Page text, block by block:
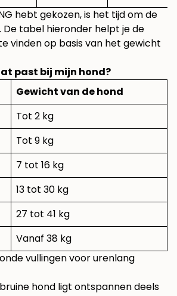
hebt gekozen, is het tijd om de
tabel hieronder helpt je de
vinden op basis van het gewicht
past bij mijn hond?
Gewicht van de hond
Tot 2 kg
Tot 9 kg
7 tot 16 kg
13 tot 30 kg
27 tot 41 kg
Vanaf 38 kg
vullingen voor urenlang